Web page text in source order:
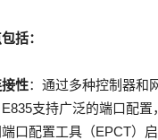
括：
性：通过多种控制器和
支持广泛的端口配
口配置工具（EPCT）启